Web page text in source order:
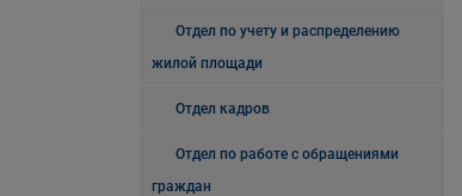
Отдел по учету и распределению
жилой площади
Отдел кадров
Отдел по работе с обращениями
граждан